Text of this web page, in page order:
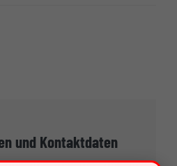
und Kontaktdaten